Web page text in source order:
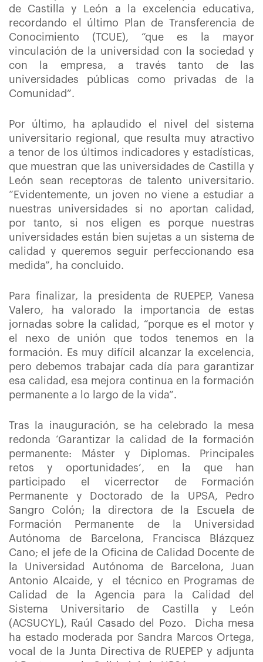
de Castilla y León a la excelencia educativa,
recordando el último Plan de Transferencia de
Conocimiento (TCUE), “que es la mayor
vinculación de la universidad con la sociedad y
con la empresa, a través tanto de las
universidades públicas como privadas de la
Comunidad”.
Por último, ha aplaudido el nivel del sistema
universitario regional, que resulta muy atractivo
a tenor de los últimos indicadores y estadísticas,
que muestran que las universidades de Castilla y
León sean receptoras de talento universitario.
“Evidentemente, un joven no viene a estudiar a
nuestras universidades si no aportan calidad,
por tanto, si nos eligen es porque nuestras
universidades están bien sujetas a un sistema de
calidad y queremos seguir perfeccionando esa
medida”, ha concluido.
Para finalizar, la presidenta de RUEPEP, Vanesa
Valero, ha valorado la importancia de estas
jornadas sobre la calidad, “porque es el motor y
el nexo de unión que todos tenemos en la
formación. Es muy difícil alcanzar la excelencia,
pero debemos trabajar cada día para garantizar
esa calidad, esa mejora continua en la formación
permanente a lo largo de la vida”.
Tras la inauguración, se ha celebrado la mesa
redonda ‘Garantizar la calidad de la formación
permanente: Máster y Diplomas. Principales
retos y oportunidades’, en la que han
participado el vicerrector de Formación
Permanente y Doctorado de la UPSA, Pedro
Sangro Colón; la directora de la Escuela de
Formación Permanente de la Universidad
Autónoma de Barcelona, Francisca Blázquez
Cano; el jefe de la Oficina de Calidad Docente de
la Universidad Autónoma de Barcelona, Juan
Antonio Alcaide, y
el técnico en Programas de
Calidad de la Agencia para la Calidad del
Sistema Universitario de Castilla y León
(ACSUCYL), Raúl Casado del Pozo.
Dicha mesa
ha estado moderada por Sandra Marcos Ortega,
vocal de la Junta Directiva de RUEPEP y adjunta